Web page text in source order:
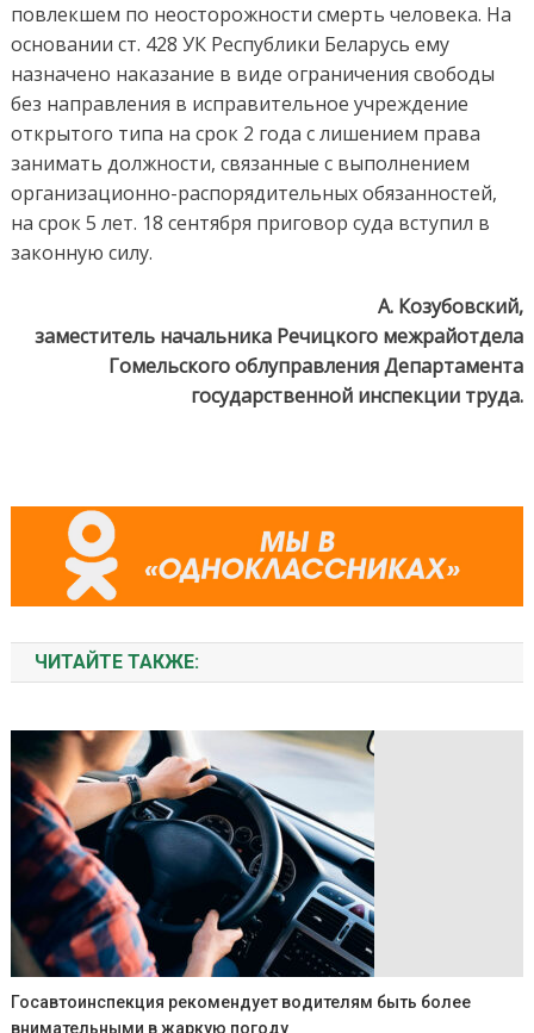
повлекшем по неосторожности смерть человека. На
основании ст. 428 УК Республики Беларусь ему
назначено наказание в виде ограничения свободы
без направления в исправительное учреждение
открытого типа на срок 2 года с лишением права
занимать должности, связанные с выполнением
организационно-распорядительных обязанностей,
на срок 5 лет. 18 сентября приговор суда вступил в
законную силу.
А. Козубовский,
заместитель начальника Речицкого межрайотдела
Гомельского облуправления Департамента
государственной инспекции труда.
ЧИТАЙТЕ ТАКЖЕ:
Госавтоинспекция рекомендует водителям быть более
внимательными в жаркую погоду